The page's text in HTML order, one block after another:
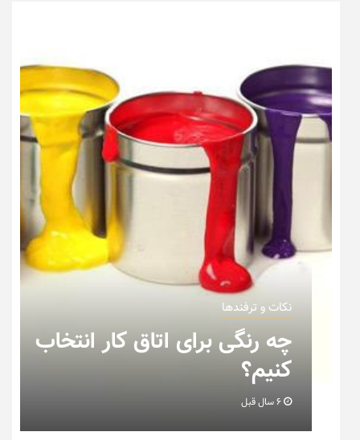
نکات و ترفندها
چه رنگی برای اتاق کار انتخاب
کنیم؟